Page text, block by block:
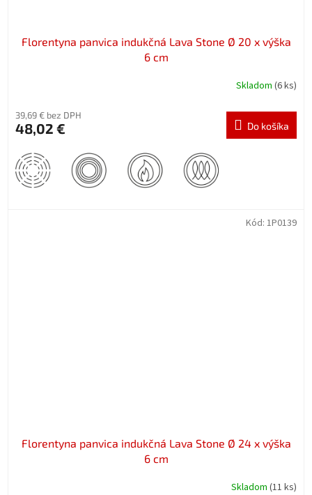
Florentyna panvica indukčná Lava Stone Ø 20 x výška
6 cm
Skladom (6 ks)
39,69 € bez DPH
48,02 € Do košíka
Florentyna panvica indukčná Lava Stone Ø 24 x výška
6 cm
Skladom (11 ks)
Kód: 1P0139